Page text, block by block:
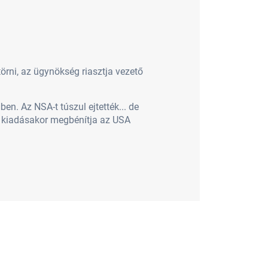
az ügynökség riasztja vezető
Az NSA-t túszul ejtették... de
megbénítja az USA